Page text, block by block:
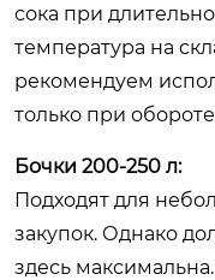
сока при
температура на
рекомендуем
только при
Бочки 200-250 л:
Подходят для
закупок. Однако
здесь